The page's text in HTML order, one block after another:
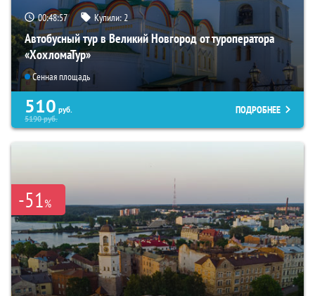
00:48:56 Купили:2
Автобусный тур в Великий Новгород от туроператора
«ХохломаТур»
Сенная площадь
510 руб.
5190руб.
ПОДРОБНЕЕ
-51%